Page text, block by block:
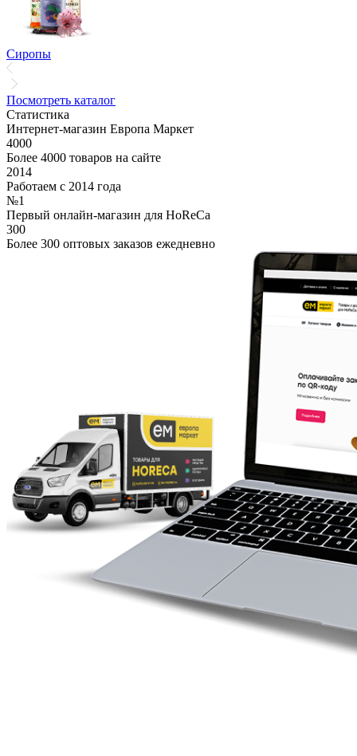
Сиропы
Посмотреть каталог
Статистика
Интернет-магазин Европа Маркет
4000
Более 4000 товаров на сайте
2014
Работаем с 2014 года
№1
Первый онлайн-магазин для HoReCa
300
Более 300 оптовых заказов ежедневно